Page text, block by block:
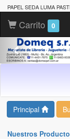
PAPEL SEDA LUMA
Carrito 0
Principal
Nuestros